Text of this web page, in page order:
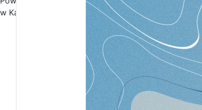
w Kamieniu Pomorskim